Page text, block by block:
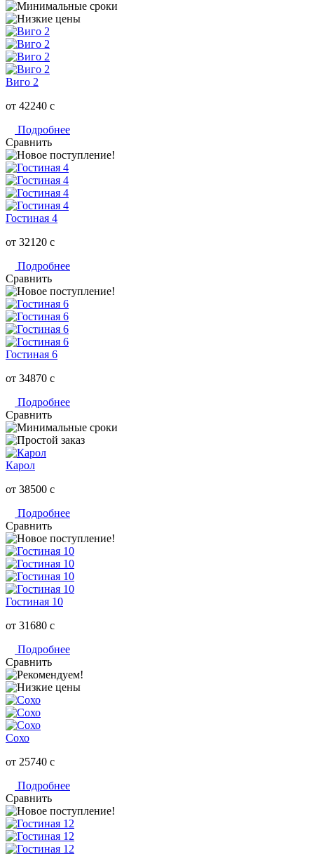
Виго 2
от 42240 c
Подробнее
Сравнить
Гостиная 4
от 32120 c
Подробнее
Сравнить
Гостиная 6
от 34870 c
Подробнее
Сравнить
Карол
от 38500 c
Подробнее
Сравнить
Гостиная 10
от 31680 c
Подробнее
Сравнить
Сохо
от 25740 c
Подробнее
Сравнить